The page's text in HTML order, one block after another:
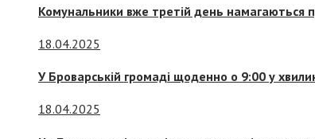
Комунальники вже третій день намагаються
18.04.2025
У Броварській громаді щоденно о 9:00 у
18.04.2025